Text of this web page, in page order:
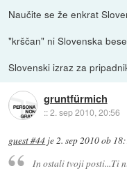
Naučite se že enkrat
"krščan" ni Slovenska
Slovenski izraz za
gruntfürmich
::2. sep 2010, 20:56
guest #44 je2. sep 2010 ob
In ostali tvoji posti...Ti